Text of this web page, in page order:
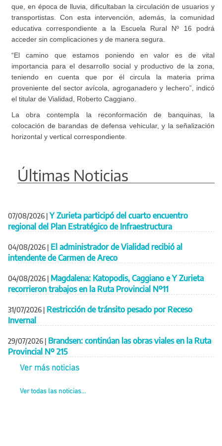
que, en época de lluvia, dificultaban la circulación de usuarios y
transportistas. Con esta intervención, además, la comunidad
educativa correspondiente a la Escuela Rural Nº 16 podrá
acceder sin complicaciones y de manera segura.
“El camino que estamos poniendo en valor es de vital
importancia para el desarrollo social y productivo de la zona,
teniendo en cuenta que por él circula la materia prima
proveniente del sector avícola, agroganadero y lechero”, indicó
el titular de Vialidad, Roberto Caggiano.
La obra contempla la reconformación de banquinas, la
colocación de barandas de defensa vehicular, y la señalización
horizontal y vertical correspondiente.
Últimas Noticias
07/08/2026 | Y Zurieta participó del cuarto encuentro
regional del Plan Estratégico de Infraestructura
04/08/2026 | El administrador de Vialidad recibió al
intendente de Carmen de Areco
04/08/2026 | Magdalena: Katopodis, Caggiano e Y Zurieta
recorrieron trabajos en la Ruta Provincial Nº11
31/07/2026 | Restricción de tránsito pesado por Receso
Invernal
29/07/2026 | Brandsen: continúan las obras viales en la Ruta
Provincial Nº 215
Ver más noticias
Ver todas las noticias...